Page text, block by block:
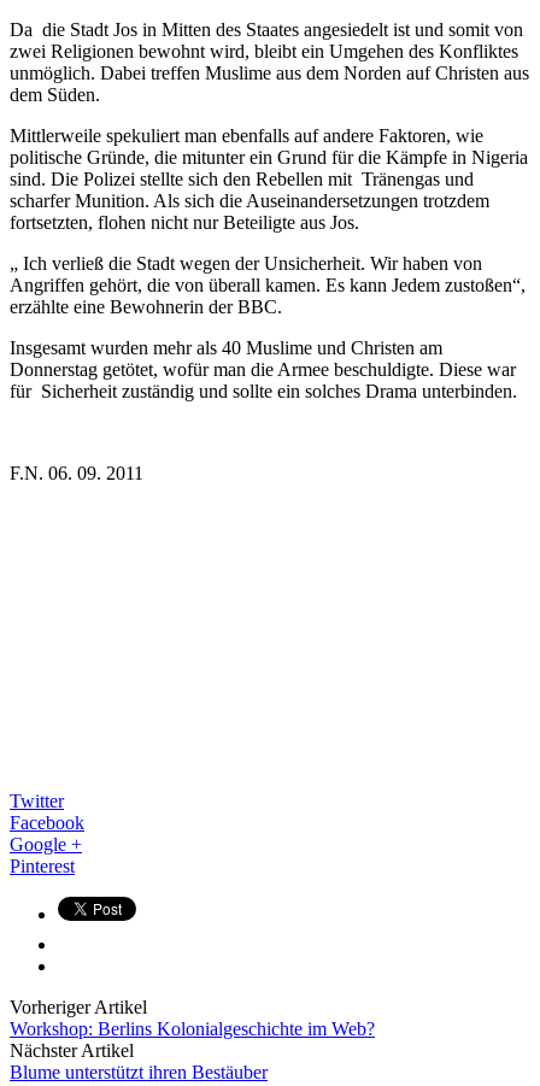
Da die Stadt Jos in Mitten des Staates angesiedelt ist und somit von
zwei Religionen bewohnt wird, bleibt ein Umgehen des Konfliktes
unmöglich. Dabei treffen Muslime aus dem Norden auf Christen aus
dem Süden.
Mittlerweile spekuliert man ebenfalls auf andere Faktoren, wie
politische Gründe, die mitunter ein Grund für die Kämpfe in Nigeria
sind. Die Polizei stellte sich den Rebellen mit Tränengas und
scharfer Munition. Als sich die Auseinandersetzungen trotzdem
fortsetzten, flohen nicht nur Beteiligte aus Jos.
„ Ich verließ die Stadt wegen der Unsicherheit. Wir haben von
Angriffen gehört, die von überall kamen. Es kann Jedem zustoßen“,
erzählte eine Bewohnerin der BBC.
Insgesamt wurden mehr als 40 Muslime und Christen am
Donnerstag getötet, wofür man die Armee beschuldigte. Diese war
für Sicherheit zuständig und sollte ein solches Drama unterbinden.
F.N. 06. 09. 2011
Twitter
Facebook
Google +
Pinterest
Vorheriger Artikel
Workshop: Berlins Kolonialgeschichte im Web?
Nächster Artikel
Blume unterstützt ihren Bestäuber